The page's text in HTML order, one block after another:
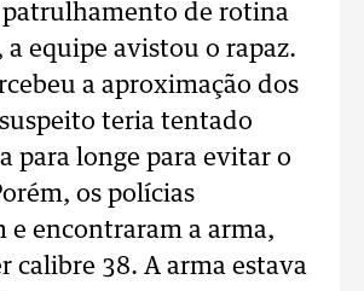
de rotina
a equipe avistou o rapaz.
a aproximação dos
teria tentado
para longe para evitar o
os polícias
e encontraram a arma,
calibre 38. A arma estava